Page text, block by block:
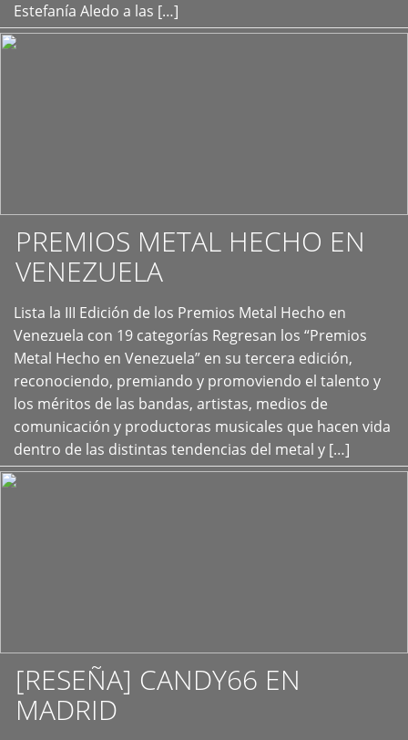
Estefanía Aledo a las […]
PREMIOS METAL HECHO EN
VENEZUELA
Lista la III Edición de los Premios Metal Hecho en
Venezuela con 19 categorías Regresan los “Premios
Metal Hecho en Venezuela” en su tercera edición,
reconociendo, premiando y promoviendo el talento y
los méritos de las bandas, artistas, medios de
comunicación y productoras musicales que hacen vida
dentro de las distintas tendencias del metal y […]
+
[RESEÑA] CANDY66 EN
MADRID